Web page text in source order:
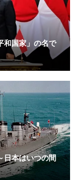
和国家」の名で
日本はいつの間